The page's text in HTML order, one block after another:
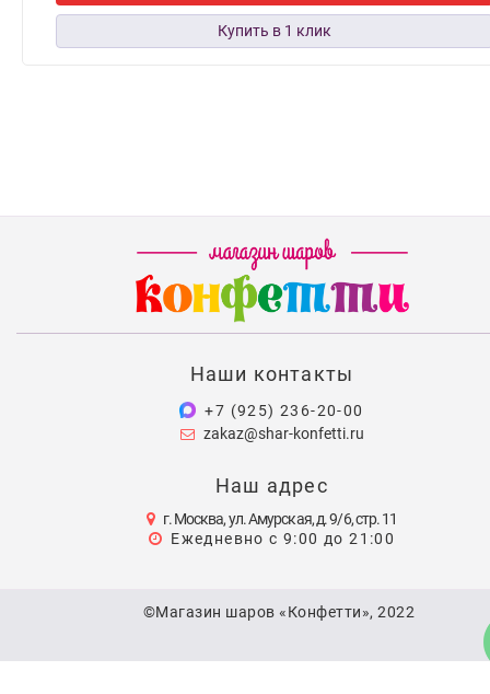
Наши контакты
+7 (925) 236-20-00
zakaz@shar-konfetti.ru
Наш адрес
г. Москва, ул. Амурская, д. 9/6, стр. 11
Ежедневно с 9:00 до 21:00
©Магазин шаров «Конфетти», 2022